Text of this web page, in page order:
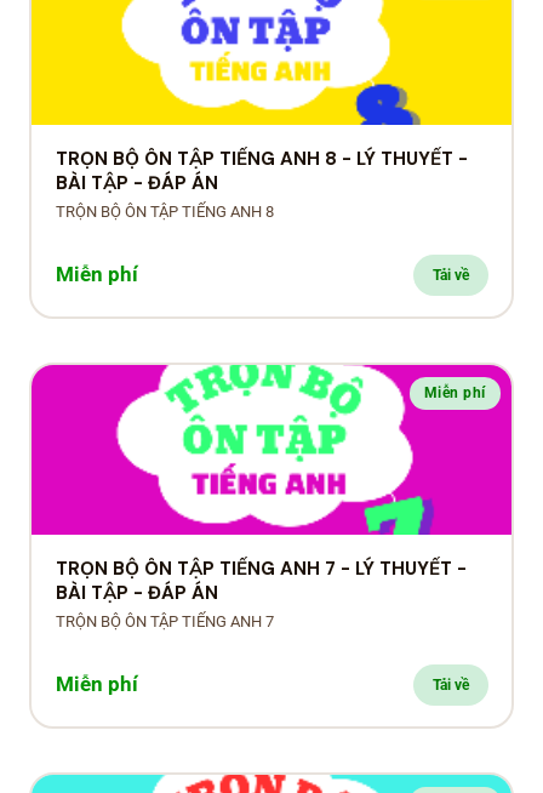
TRỌN BỘ ÔN TẬP TIẾNG ANH 8 - LÝ THUYẾT -
BÀI TẬP - ĐÁP ÁN
TRỘN BỘ ÔN TẬP TIẾNG ANH 8
Miễn phí Tải về
Miễn phí
TRỌN BỘ ÔN TẬP TIẾNG ANH 7 - LÝ THUYẾT -
BÀI TẬP - ĐÁP ÁN
TRỘN BỘ ÔN TẬP TIẾNG ANH 7
Miễn phí Tải về